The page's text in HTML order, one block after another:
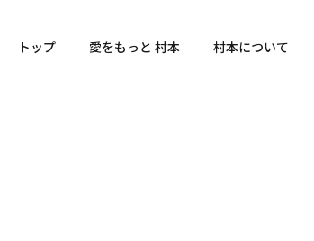
トップ 愛をもっと 村本 村本について